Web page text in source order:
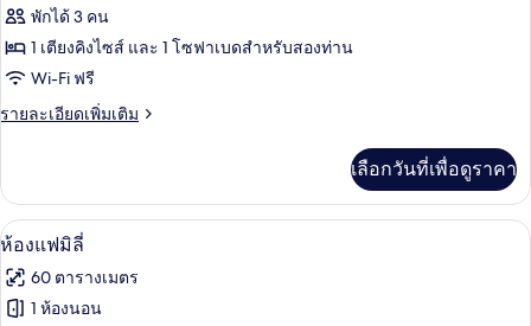
Suite
Mihanovich
(2+1)
พักได้ 3 คน
1 เตียงคิงไซส์ และ 1 โซฟาเบดสำหรับสองท่าน
Wi-Fi ฟรี
รายละเอียดเพิ่มเติม
ราย
เกี่ยว
กับ
Suite
(2+1)
เลือกวันที่เพื่อดูราคา
เปิด
ภาพถ่าย
ทั้งหมด
มินิบาร์, ตู้นิรภัยในห้องพัก, โต๊ะทำงา
8
ห้องแฟมิลี่
60 ตารางเมตร
1 ห้องนอน